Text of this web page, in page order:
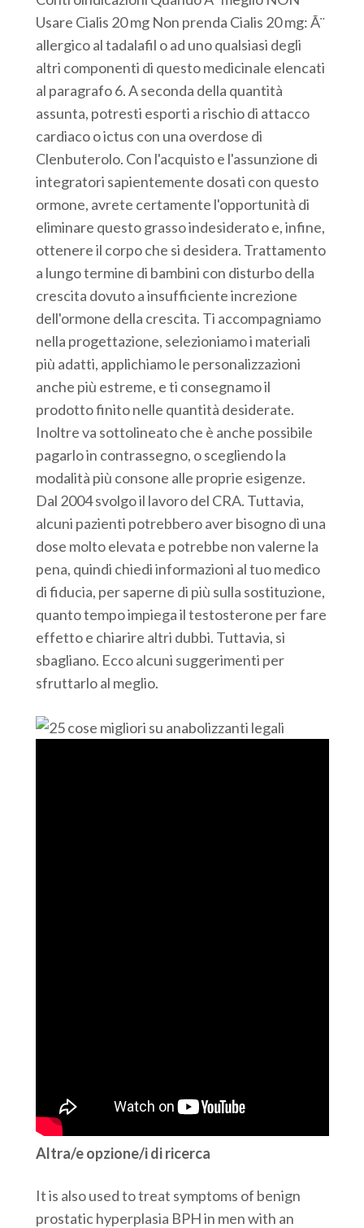
Usare Cialis 20 mg Non prenda Cialis 20 mg: Ã¨
allergico al tadalafil o ad uno qualsiasi degli
altri componenti di questo medicinale elencati
al paragrafo 6. A seconda della quantità
assunta, potresti esporti a rischio di attacco
cardiaco o ictus con una overdose di
Clenbuterolo. Con l'acquisto e l'assunzione di
integratori sapientemente dosati con questo
ormone, avrete certamente l'opportunità di
eliminare questo grasso indesiderato e, infine,
ottenere il corpo che si desidera. Trattamento
a lungo termine di bambini con disturbo della
crescita dovuto a insufficiente increzione
dell'ormone della crescita. Ti accompagniamo
nella progettazione, selezioniamo i materiali
più adatti, applichiamo le personalizzazioni
anche più estreme, e ti consegnamo il
prodotto finito nelle quantità desiderate.
Inoltre va sottolineato che è anche possibile
pagarlo in contrassegno, o scegliendo la
modalità più consone alle proprie esigenze.
Dal 2004 svolgo il lavoro del CRA. Tuttavia,
alcuni pazienti potrebbero aver bisogno di una
dose molto elevata e potrebbe non valerne la
pena, quindi chiedi informazioni al tuo medico
di fiducia, per saperne di più sulla sostituzione,
quanto tempo impiega il testosterone per fare
effetto e chiarire altri dubbi. Tuttavia, si
sbagliano. Ecco alcuni suggerimenti per
sfruttarlo al meglio.
Altra/e opzione/i di ricerca
It is also used to treat symptoms of benign
prostatic hyperplasia BPH in men with an